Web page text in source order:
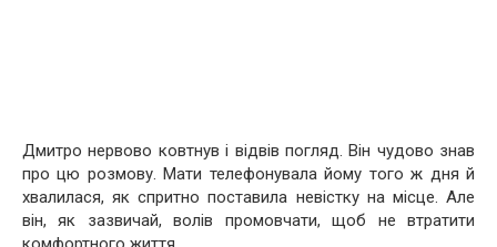
Дмитро нервово ковтнув і відвів погляд. Він чудово знав
про цю розмову. Мати телефонувала йому того ж дня й
хвалилася, як спритно поставила невістку на місце. Але
він, як зазвичай, волів промовчати, щоб не втратити